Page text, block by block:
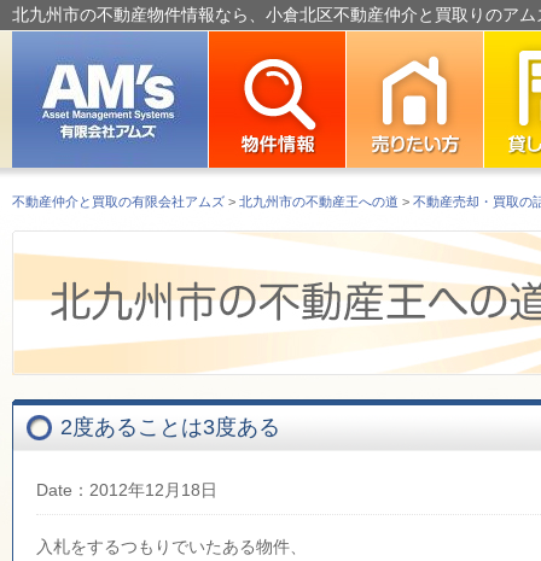
北九州市の不動産物件情報なら、小倉北区不動産仲介と買取りのア
不動産仲介と買取の有限会社アムズ > 北九州市の不動産王への道 > 不動産売却・買取の
2度あることは3度ある
Date：2012年12月18日
入札をするつもりでいたある物件、